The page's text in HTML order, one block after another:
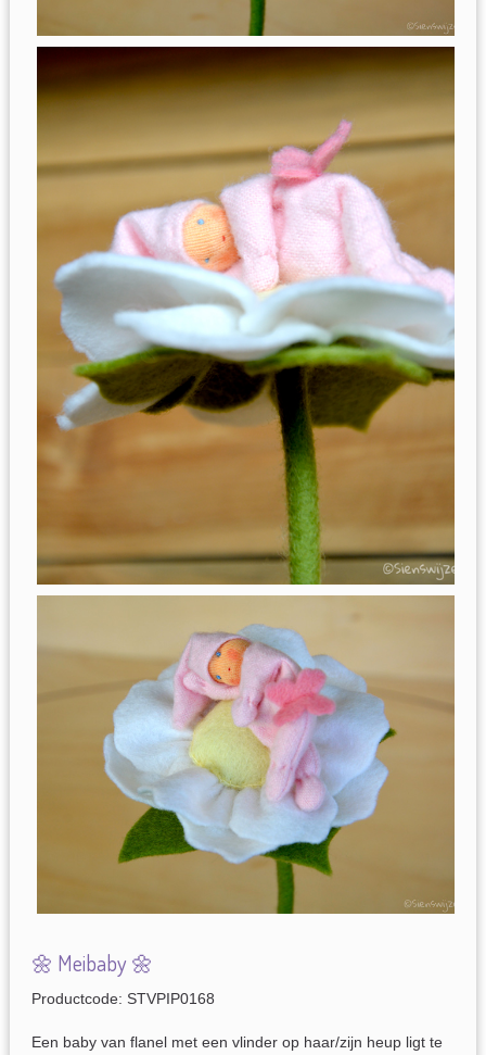
🌼 Meibaby 🌼
Productcode: STVPIP0168
Een baby van flanel met een vlinder op haar/zijn heup ligt te